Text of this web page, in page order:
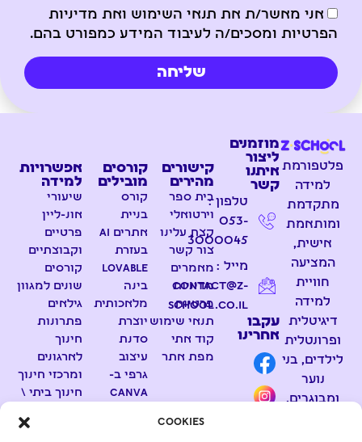
Cookies
אני מאשר/ת את תנאי השימוש ואת מדיניות
הפרטיות ומסכים/ה לעיבוד המידע כמפורט בהם.
שליחה
פלטפורמת
למידה
מתקדמת
ומותאמת
אישית,
המציעה
חוויית
למידה
דיגיטלית
ופרונטלית
לילדים, בני
נוער
ומבוגרים.
מוזמנים
ליצור
איתנו
קשר
טלפון :
053-
3000045
מייל :
contact@z-
school.co.il
עקבו
אחרינו
קישורים
מהירים
בית ספר
וירטואלי
קצת עלינו
צור קשר
מאמרים
מדיניות
פרטיות
תנאי שימוש
קוד אתי
מפת אתר
קורסים
מובילים
קורס
בניית
אתרים AI
בעזרת
Lovable
בינה
מלאכותית
יוצרת
סדנת
עיצוב
גרפי ב-
Canva
אפשרויות
למידה
שיעורי
אונ-ליין
פרטיים
וקבוצתיים
קורסים
שונים למגוון
גילאים
פתרונות
חינוך
לארגונים
ומרכזי חינוך
חינוך ביתי \